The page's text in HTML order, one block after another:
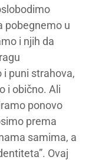
pobegnemo u
i njih da
puni strahova,
i obično. Ali
ponovo
prema
samima, a
Ovaj